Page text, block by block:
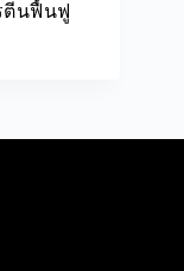
ตีนฟื้นฟู